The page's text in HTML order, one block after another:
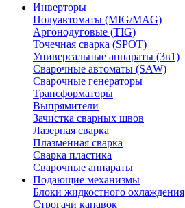
Инверторы
Полуавтоматы (MIG/MAG)
Аргонодуговые (TIG)
Точечная сварка (SPOT)
Универсальные аппараты (3в1)
Сварочные автоматы (SAW)
Сварочные генераторы
Трансформаторы
Выпрямители
Зачистка сварных швов
Лазерная сварка
Плазменная сварка
Сварка пластика
Сварочные аппараты
Подающие механизмы
Блоки жидкостного охлаждения
Строгачи канавок